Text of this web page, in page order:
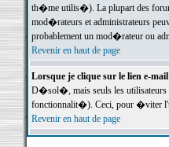
th�me utilis�). La plupart des
mod�rateurs et administrateurs
probablement un mod�rateur ou
Revenir en haut de page
Lorsque je clique sur le lien e-
D�sol�, mais seuls les utilisateurs
fonctionnalit�). Ceci, pour �viter
Revenir en haut de page